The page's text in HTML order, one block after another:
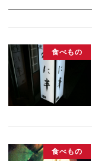
食べもの
食べもの